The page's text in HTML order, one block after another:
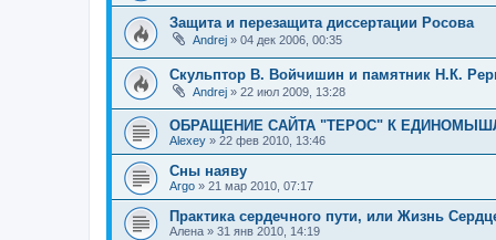
Защита и перезащита диссертации Росова
Andrej » 04 дек 2006, 00:35
Скульптор В. Войчишин и памятник Н.К.
Andrej » 22 июл 2009, 13:28
ОБРАЩЕНИЕ САЙТА "ТЕРОС" К
Alexey » 22 фев 2010, 13:46
Сны наяву
Argo » 21 мар 2010, 07:17
Практика сердечного пути, или Жизнь
Алена » 31 янв 2010, 14:19